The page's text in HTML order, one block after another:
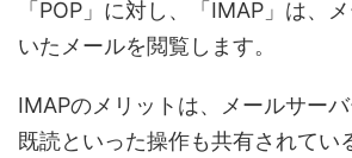
「POP」に対し、「IMAP」は、
いたメールを閲覧します。
IMAPのメリットは、メールサーバ
既読といった操作も共有されてい